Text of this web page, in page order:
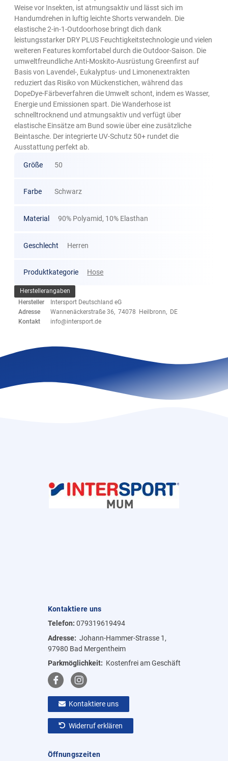
Weise vor Insekten, ist atmungsaktiv und lässt sich im
Handumdrehen in luftig leichte Shorts verwandeln. Die
elastische 2-in-1-Outdoorhose bringt dich dank
leistungsstarker DRY PLUS Feuchtigkeitstechnologie und vielen
weiteren Features komfortabel durch die Outdoor-Saison. Die
umweltfreundliche Anti-Moskito-Ausrüstung Greenfirst auf
Basis von Lavendel-, Eukalyptus- und Limonenextrakten
reduziert das Risiko von Mückenstichen, während das
DopeDye-Färbeverfahren die Umwelt schont, indem es Wasser,
Energie und Emissionen spart. Die Wanderhose ist
schnelltrocknend und atmungsaktiv und verfügt über
elastische Einsätze am Bund sowie über eine zusätzliche
Beintasche. Der integrierte UV-Schutz 50+ rundet die
Ausstattung perfekt ab.
Größe 50
Farbe Schwarz
Material 90% Polyamid, 10% Elasthan
Geschlecht Herren
Produktkategorie Hose
Herstellerangaben
Hersteller
Intersport Deutschland eG
Adresse
Wannenäckerstraße 36, 74078 Heilbronn, DE
Kontakt
info@intersport.de
Kontaktiere uns
Telefon: 079319619494
Adresse: Johann-Hammer-Strasse 1,
97980 Bad Mergentheim
Parkmöglichkeit: Kostenfrei am Geschäft
Kontaktiere uns
Widerruf erklären
Öffnungszeiten